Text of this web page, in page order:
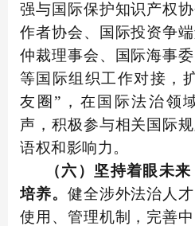
强与国际保护知识产权
作者协会、国际投资争
仲裁理事会、国际海事
等国际组织工作对接，
友圈”，在国际法治领
声，积极参与相关国际
语权和影响力。
（六）坚持着眼未
培养。 健全涉外法治人
使用、管理机制，完善